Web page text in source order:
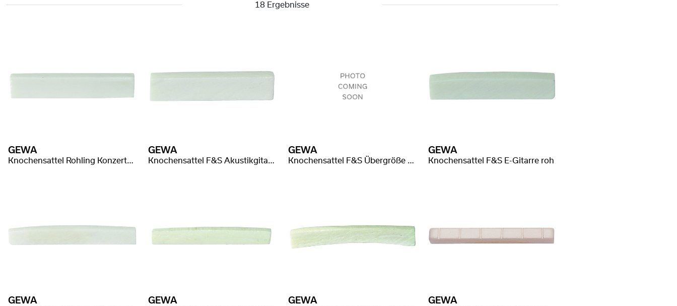
18 Ergebnisse
GEWA
Knochensattel Rohling Konzertgitarre
GEWA
Knochensattel F&S Akustikgitarre roh
GEWA
Knochensattel F&S Übergröße roh
GEWA
Knochensattel F&S E-Gitarre roh
GEWA GEWA GEWA GEWA